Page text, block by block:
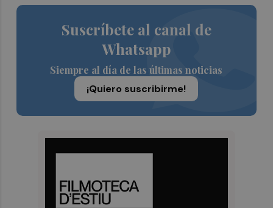
Suscríbete al canal de
Whatsapp
Siempre al día de las últimas noticias
¡Quiero suscribirme!